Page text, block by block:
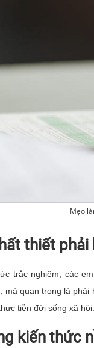
Mẹo
thiết
trắc nghiệm, các
mà quan trọng là
tiễn đời sống xã hội.
kiến thức